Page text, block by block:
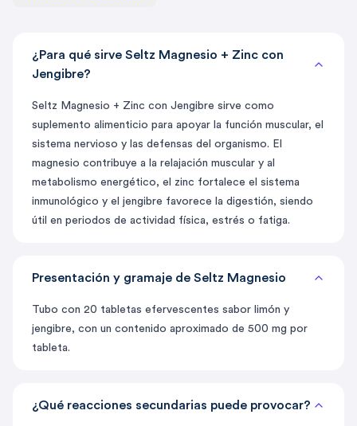
¿Para qué sirve Seltz Magnesio + Zinc con
Jengibre?
Seltz Magnesio + Zinc con Jengibre sirve como
suplemento alimenticio para apoyar la función muscular, el
sistema nervioso y las defensas del organismo. El
magnesio contribuye a la relajación muscular y al
metabolismo energético, el zinc fortalece el sistema
inmunológico y el jengibre favorece la digestión, siendo
útil en periodos de actividad física, estrés o fatiga.
Presentación y gramaje de Seltz Magnesio
Tubo con 20 tabletas efervescentes sabor limón y
jengibre, con un contenido aproximado de 500 mg por
tableta.
¿Qué reacciones secundarias puede provocar?